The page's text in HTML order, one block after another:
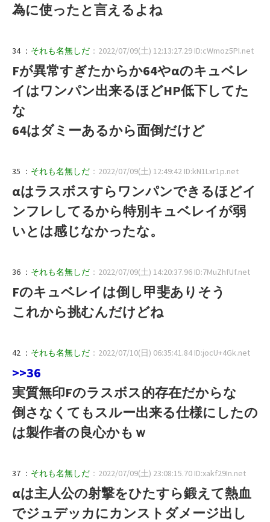
為に使ったと言えるよね
34 ： それも名無しだ ：2022/07/09(土) 12:13:27.29 ID:cWmoz5PI.net
Fが異常すぎたからか64やαのキュベレ
イはワンパン出来るほどHP低下してた
な
64はダミーあるから面倒だけど
35 ： それも名無しだ ：2022/07/09(土) 12:49:42 ID:kN1Lxr1p.net
αはラスボスすらワンパンできるほどイ
ンフレしてるから特別キュベレイが弱
いとは感じなかったな。
36 ： それも名無しだ ：2022/07/09(土) 14:20:37.96 ID:7MuZhfUf.net
Fのキュベレイは倒し甲斐ありそう
これから挑むんだけどね
42 ： それも名無しだ ：2022/07/10(日) 06:35:41.84 ID:jocU+4Gk.net
>>36
実質無印Fのラスボス的存在だからな
倒さなくてもスルー出来る仕様にしたの
は製作者の良心かもｗ
37 ： それも名無しだ ：2022/07/09(土) 23:08:15.70 ID:xakf29In.net
αは主人公の射撃をひたすら鍛えて熱血
でジュデッカにカンストダメージ出し